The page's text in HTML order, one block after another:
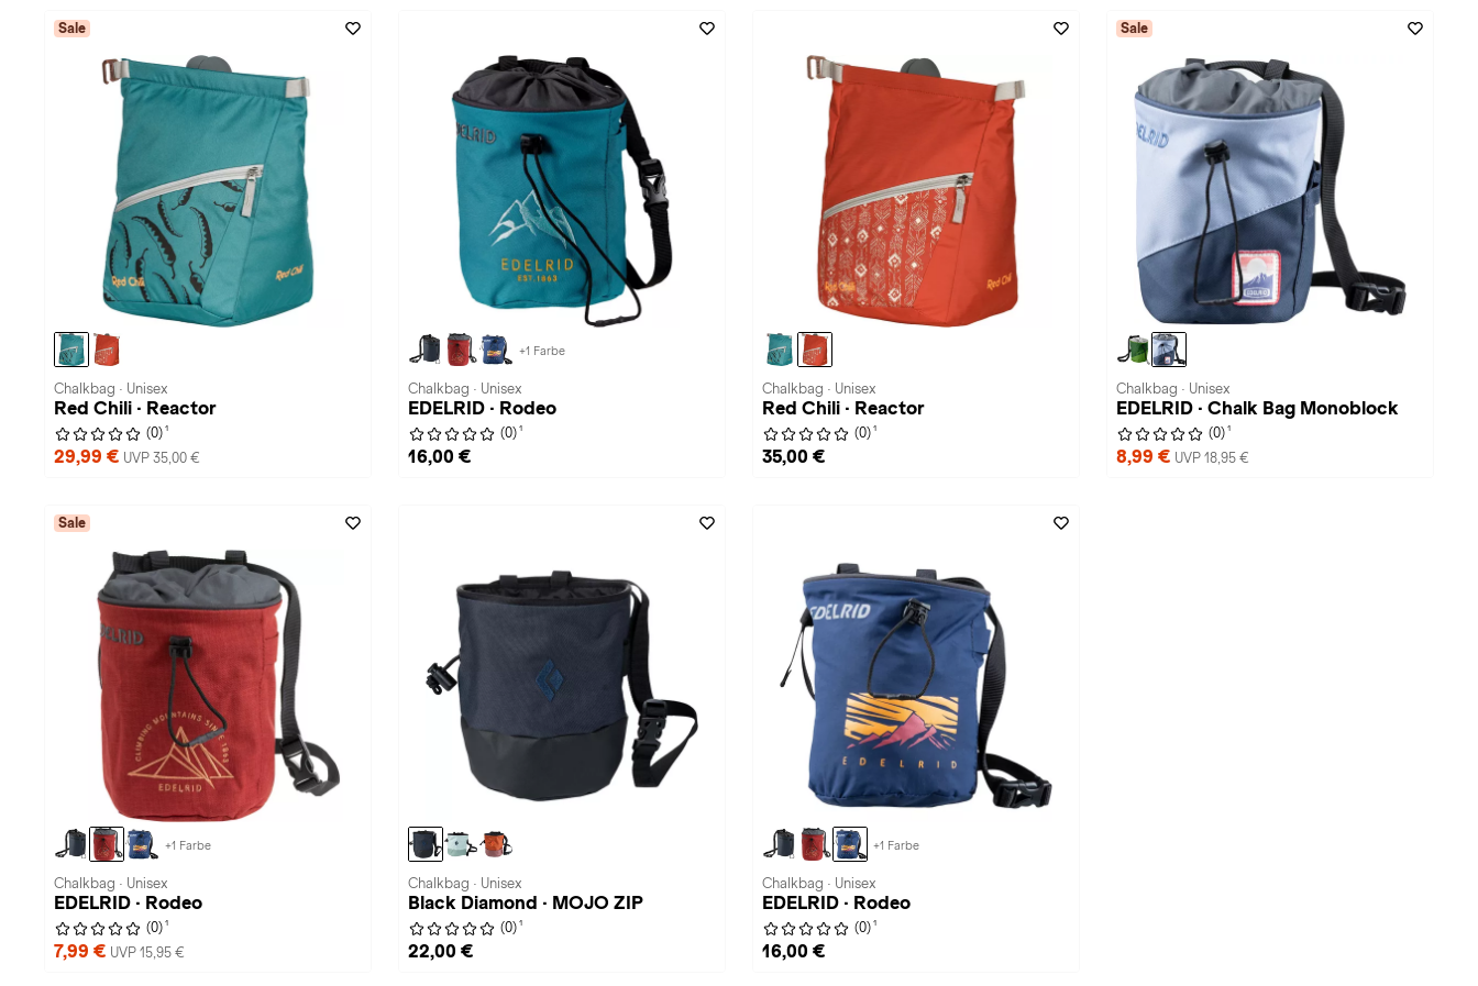
Sale
Chalkbag · Unisex
Red Chili · Reactor
(0) 1
29,99 € UVP 35,00 €
+1 Farbe
Chalkbag · Unisex
EDELRID · Rodeo
(0) 1
16,00 €
Chalkbag · Unisex
Red Chili · Reactor
(0) 1
35,00 €
Sale
Chalkbag · Unisex
EDELRID · Chalk Bag Monoblock
(0) 1
8,99 € UVP 18,95 €
Sale
+1 Farbe
Chalkbag · Unisex
EDELRID · Rodeo
(0) 1
7,99 € UVP 15,95 €
Chalkbag · Unisex
Black Diamond · MOJO ZIP
(0) 1
22,00 €
+1 Farbe
Chalkbag · Unisex
EDELRID · Rodeo
(0) 1
16,00 €